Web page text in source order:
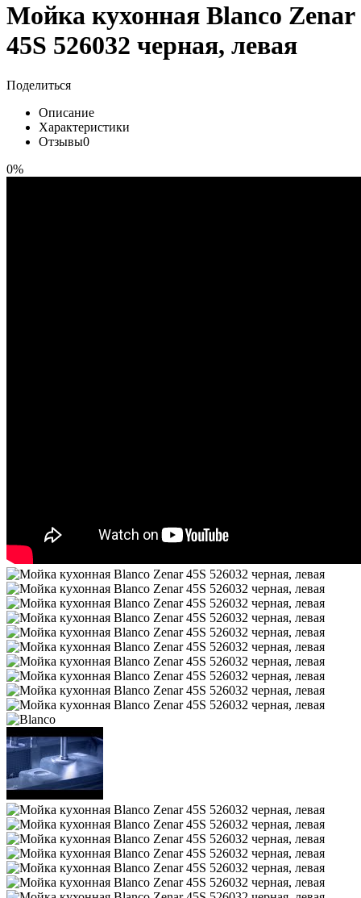
Мойка кухонная Blanco Zenar
45S 526032 черная, левая
Поделиться
Описание
Характеристики
Отзывы0
0%